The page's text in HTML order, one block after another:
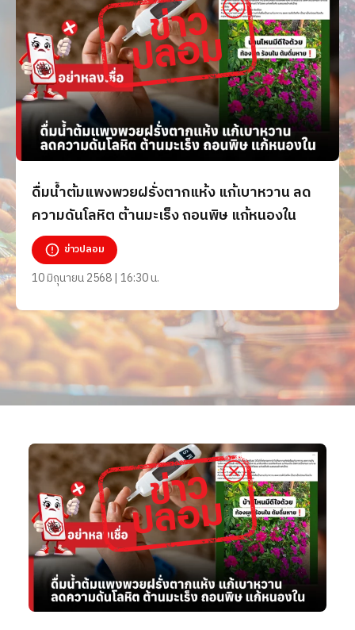
ดื่มน้ำต้มแพงพวยฝรั่งตากแห้ง แก้เบาหวาน ลด
ความดันโลหิต ต้านมะเร็ง ถอนพิษ แก้หนองใน
ข่าวปลอม
10 มิถุนายน 2568 | 16:30 น.